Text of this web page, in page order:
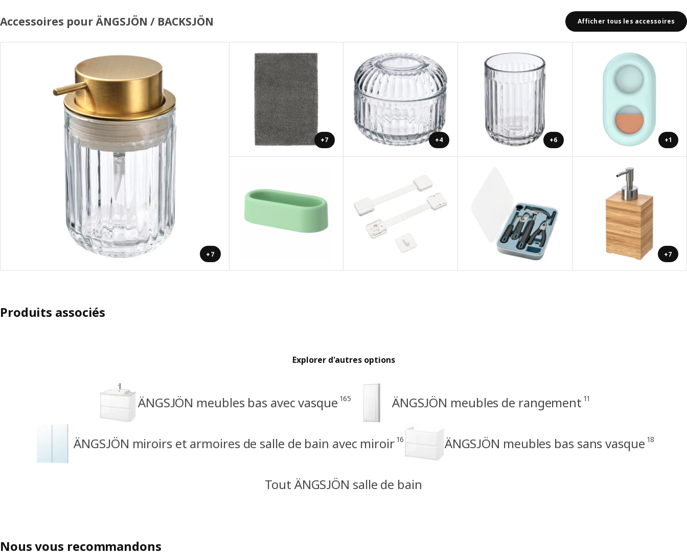
Accessoires pour ÄNGSJÖN / BACKSJÖN Afficher tous les accessoires
+7
+7 +4 +6 +1
+7
Produits associés
Explorer d'autres options
ÄNGSJÖN meubles bas avec vasque 165 ÄNGSJÖN meubles de rangement 11
ÄNGSJÖN miroirs et armoires de salle de bain avec miroir 16 ÄNGSJÖN meubles bas sans vasque 18
Tout ÄNGSJÖN salle de bain
Nous vous recommandons